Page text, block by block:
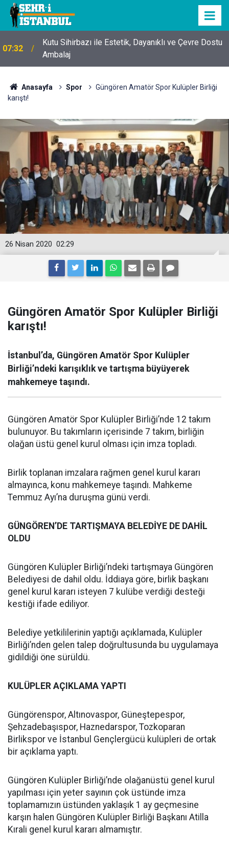
07:32
Kutu Sihirbazı ile Estetik, Dayanıklı ve Çevre Dostu
Ambalaj
Anasayfa Spor
Güngören Amatör Spor Kulüpler Birliği
karıştı!
02:29
26 Nisan 2020
Güngören Amatör Spor Kulüpler Birliği
karıştı!
İstanbul’da, Güngören Amatör Spor Kulüpler
Birliği’ndeki karışıklık ve tartışma büyüyerek
mahkemeye taşındı.
Güngören Amatör Spor Kulüpler Birliği’nde 12 takım
bulunuyor. Bu takımların içerisinde 7 takım, birliğin
olağan üstü genel kurul olması için imza topladı.
Birlik toplanan imzalara rağmen genel kurul kararı
almayınca, konu mahkemeye taşındı. Mahkeme
Temmuz Ayı’na duruşma günü verdi.
GÜNGÖREN’DE TARTIŞMAYA BELEDİYE DE DAHİL
OLDU
Güngören Kulüpler Birliği’ndeki tartışmaya Güngören
Belediyesi de dahil oldu. İddiaya göre, birlik başkanı
genel kurul kararı isteyen 7 kulübe verdiği desteği
kestiği ifade ediliyor.
Belediye yetkililerinin yaptığı açıklamada, Kulüpler
Birliği’nden gelen talep doğrultusunda bu uygulamaya
gidildiği öne sürüldü.
KULÜPLER AÇIKLAMA YAPTI
Güngörenspor, Altınovaspor, Güneştepespor,
Şehzadebaşıspor, Haznedarspor, Tozkoparan
Birlikspor ve İstanbul Gençlergücü kulüpleri de ortak
bir açıklama yaptı.
Güngören Kulüpler Birliği’nde olağanüstü genel kurul
yapılması için yeter sayının çok üstünde imza
toplamamızın üstünden yaklaşık 1 ay geçmesine
karşın halen Güngören Kulüpler Birliği Başkanı Atilla
Kırali genel kurul kararı almamıştır.